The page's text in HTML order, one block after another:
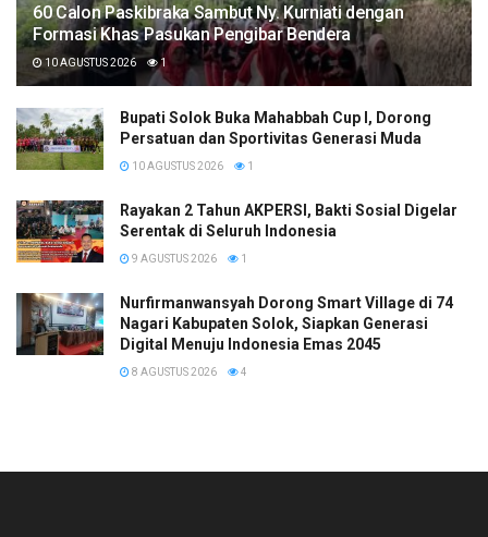
60 Calon Paskibraka Sambut Ny. Kurniati dengan
Formasi Khas Pasukan Pengibar Bendera
10 AGUSTUS 2026 1
Bupati Solok Buka Mahabbah Cup I, Dorong
Persatuan dan Sportivitas Generasi Muda
10 AGUSTUS 2026 1
Rayakan 2 Tahun AKPERSI, Bakti Sosial Digelar
Serentak di Seluruh Indonesia
9 AGUSTUS 2026 1
Nurfirmanwansyah Dorong Smart Village di 74
Nagari Kabupaten Solok, Siapkan Generasi
Digital Menuju Indonesia Emas 2045
8 AGUSTUS 2026 4